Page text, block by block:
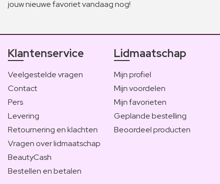
jouw nieuwe favoriet vandaag nog!
Klantenservice
Veelgestelde vragen
Contact
Pers
Levering
Retournering en klachten
Vragen over lidmaatschap
BeautyCash
Bestellen en betalen
Lidmaatschap
Mijn profiel
Mijn voordelen
Mijn favorieten
Geplande bestelling
Beoordeel producten